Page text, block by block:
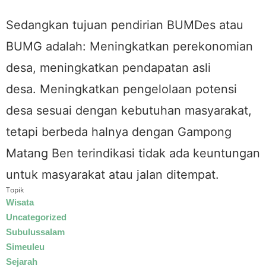
Sedangkan tujuan pendirian BUMDes atau
BUMG adalah: Meningkatkan perekonomian
desa, meningkatkan pendapatan asli
desa. Meningkatkan pengelolaan potensi
desa sesuai dengan kebutuhan masyarakat,
tetapi berbeda halnya dengan Gampong
Matang Ben terindikasi tidak ada keuntungan
untuk masyarakat atau jalan ditempat.
Topik
Wisata
Uncategorized
Subulussalam
Simeuleu
Sejarah